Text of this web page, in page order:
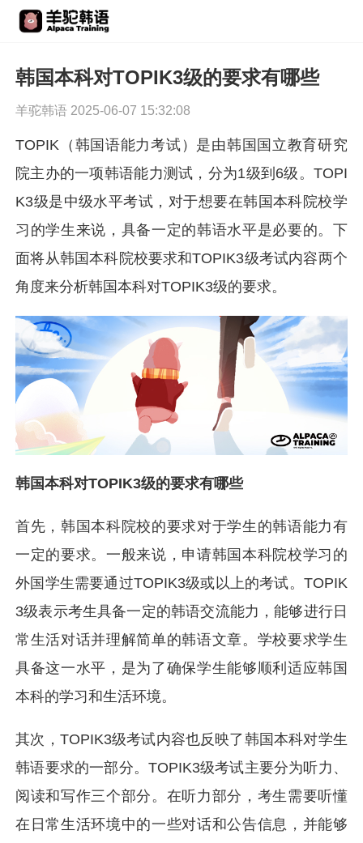
韩国本科对TOPIK3级的要求有哪些
羊驼韩语 2025-06-07 15:32:08
TOPIK（韩国语能力考试）是由韩国国立教育研究
院主办的一项韩语能力测试，分为1级到6级。TOPI
K3级是中级水平考试，对于想要在韩国本科院校学
习的学生来说，具备一定的韩语水平是必要的。下
面将从韩国本科院校要求和TOPIK3级考试内容两个
角度来分析韩国本科对TOPIK3级的要求。
韩国本科对TOPIK3级的要求有哪些
首先，韩国本科院校的要求对于学生的韩语能力有
一定的要求。一般来说，申请韩国本科院校学习的
外国学生需要通过TOPIK3级或以上的考试。TOPIK
3级表示考生具备一定的韩语交流能力，能够进行日
常生活对话并理解简单的韩语文章。学校要求学生
具备这一水平，是为了确保学生能够顺利适应韩国
本科的学习和生活环境。
其次，TOPIK3级考试内容也反映了韩国本科对学生
韩语要求的一部分。TOPIK3级考试主要分为听力、
阅读和写作三个部分。在听力部分，考生需要听懂
在日常生活环境中的一些对话和公告信息，并能够